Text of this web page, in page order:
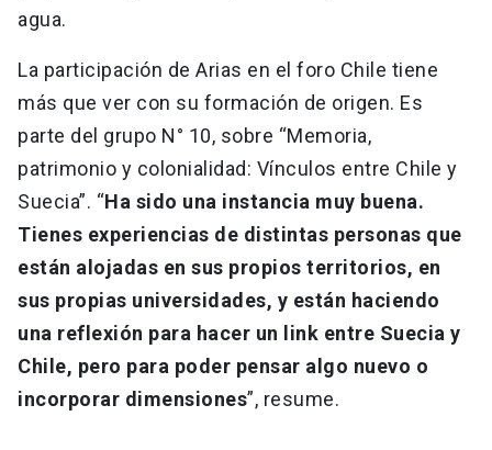
agua.
La participación de Arias en el foro Chile tiene
más que ver con su formación de origen. Es
parte del grupo N° 10, sobre “Memoria,
patrimonio y colonialidad: Vínculos entre Chile y
Suecia”. “Ha sido una instancia muy buena.
Tienes experiencias de distintas personas que
están alojadas en sus propios territorios, en
sus propias universidades, y están haciendo
una reflexión para hacer un link entre Suecia y
Chile, pero para poder pensar algo nuevo o
incorporar dimensiones”, resume.